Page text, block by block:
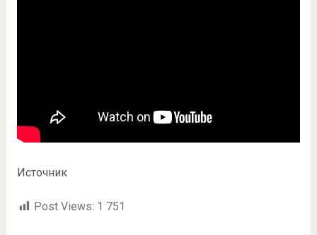
Источник
Post Views: 1 751